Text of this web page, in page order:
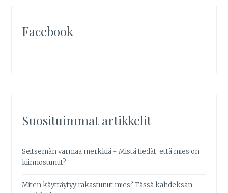
Facebook
Suosituimmat artikkelit
Seitsemän varmaa merkkiä - Mistä tiedät, että mies on
kiinnostunut?
Miten käyttäytyy rakastunut mies? Tässä kahdeksan